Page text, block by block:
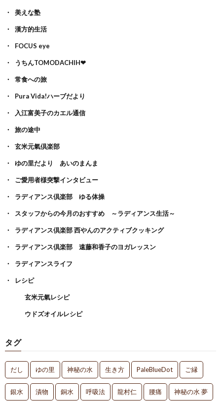
美えな塾
漢方的生活
FOCUS eye
うちんTOMODACHIH❤
常食への旅
Pura Vida!ハーブだより
入江富美子のカエル通信
旅の途中
玄米元氣倶楽部
ゆの里だより あいのまんま
ご愛用者様突撃インタビュー
ラディアンス倶楽部 ゆる体操
スタッフからの今月のおすすめ ～ラディアンス生活～
ラディアンス倶楽部 西やんのアクティブクッキング
ラディアンス倶楽部 遠藤和香子のヨガレッスン
ラディアンスライフ
レシピ
玄米元氣レシピ
ウドズオイルレシピ
タグ
だし ゆの里 神秘の水 生き方 PaleBlueDot ご縁
銀水 漬物 銅水 呼吸法 龍村仁 腰痛 神秘の水 夢